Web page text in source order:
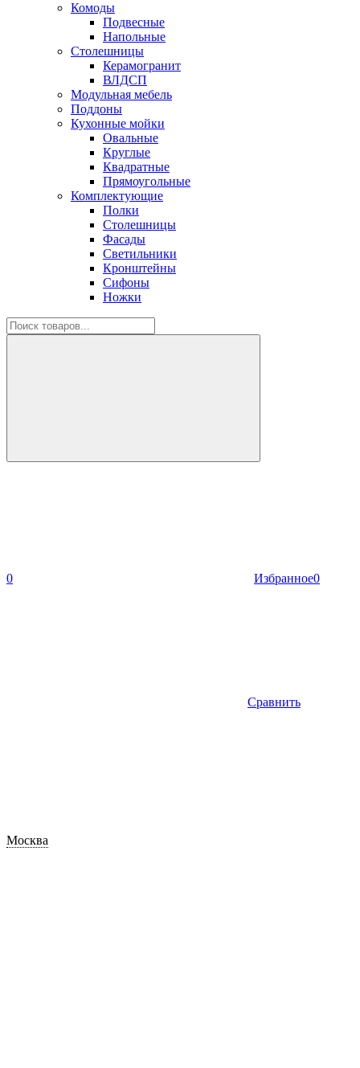
Комоды
Подвесные
Напольные
Столешницы
Керамогранит
ВЛДСП
Модульная мебель
Поддоны
Кухонные мойки
Овальные
Круглые
Квадратные
Прямоугольные
Комплектующие
Полки
Столешницы
Фасады
Светильники
Кронштейны
Сифоны
Ножки
0 Избранное0
Сравнить
Москва